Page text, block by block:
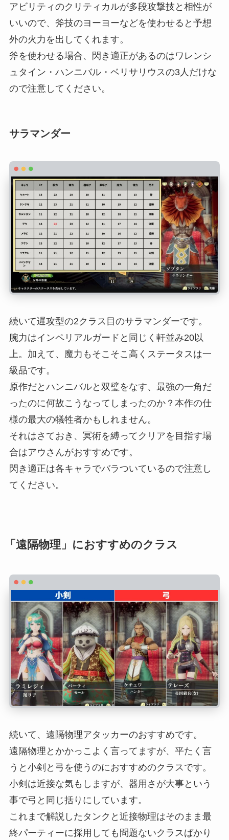
アビリティのクリティカルが多段攻撃技と相性が
いいので、斧技のヨーヨーなどを使わせると予想
外の火力を出してくれます。
斧を使わせる場合、閃き適正があるのはワレンシ
ュタイン・ハンニバル・ベリサリウスの3人だけな
ので注意してください。
サラマンダー
続いて遅攻型の2クラス目のサラマンダーです。
腕力はインペリアルガードと同じく軒並み20以
上。加えて、魔力もそこそこ高くステータスは一
級品です。
原作だとハンニバルと双璧をなす、最強の一角だ
ったのに何故こうなってしまったのか？本作の仕
様の最大の犠牲者かもしれません。
それはさておき、冥術を縛ってクリアを目指す場
合はアウさんがおすすめです。
閃き適正は各キャラでバラついているので注意し
てください。
「遠隔物理」におすすめのクラス
続いて、遠隔物理アタッカーのおすすめです。
遠隔物理とかかっこよく言ってますが、平たく言
うと小剣と弓を使うのにおすすめのクラスです。
小剣は近接な気もしますが、器用さが大事という
事で弓と同じ括りにしています。
これまで解説したタンクと近接物理はそのまま最
終パーティーに採用しても問題ないクラスばかり